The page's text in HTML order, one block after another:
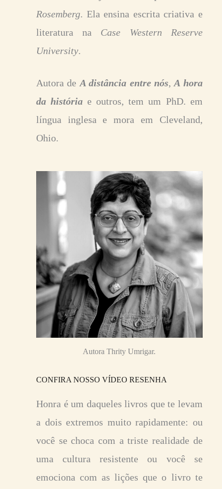
Rosemberg. Ela ensina escrita criativa e
literatura na Case Western Reserve
University.
Autora de A distância entre nós,A hora
da história e outros, tem um PhD. em
língua inglesa e mora em Cleveland,
Ohio.
Autora Thrity Umrigar.
CONFIRA NOSSO VÍDEO RESENHA
Honra é um daqueles livros que te levam
a dois extremos muito rapidamente: ou
você se choca com a triste realidade de
uma cultura resistente ou você se
emociona com as lições que o livro te